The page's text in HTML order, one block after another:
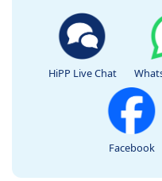
HiPP Live Chat
Facebook